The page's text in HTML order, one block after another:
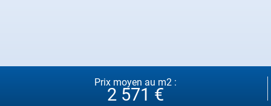
Prix moyen au m2 :
2 571 €